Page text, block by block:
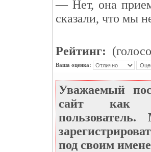
— Нет, она
сказали, что мы
Рейтинг:
Ваша оценка:
Уважаемый
сайт как
под своим